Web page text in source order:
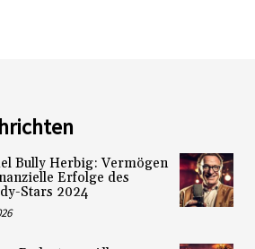
Bully Herbig: Vermögen
Erfolge des
Stars 2024